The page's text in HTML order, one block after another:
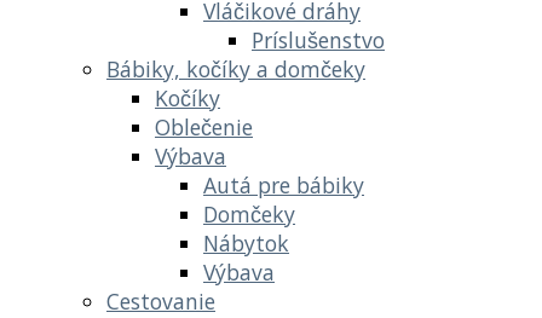
Vláčikové dráhy
Príslušenstvo
Bábiky, kočíky a domčeky
Kočíky
Oblečenie
Výbava
Autá pre bábiky
Domčeky
Nábytok
Výbava
Cestovanie